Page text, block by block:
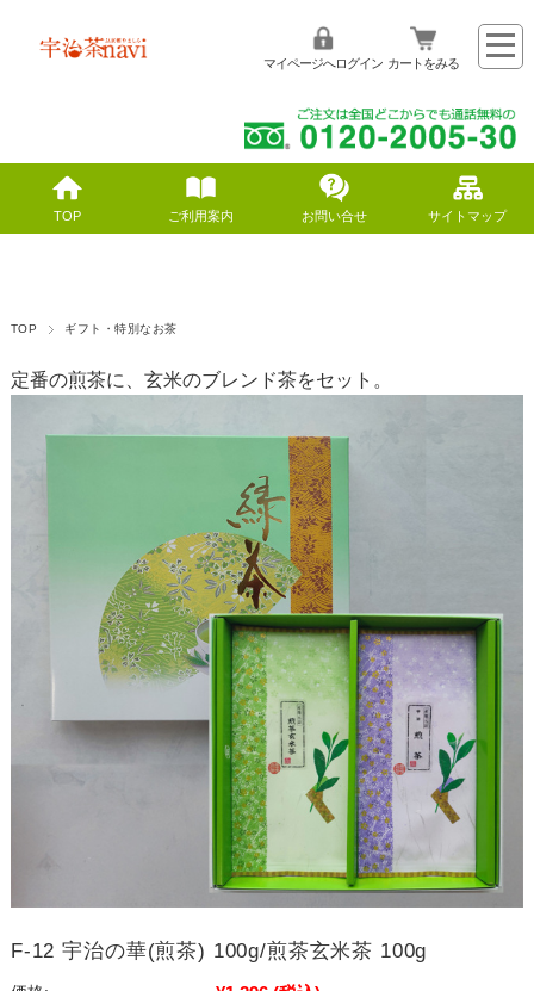
マイページへログイン カートをみる
TOP ご利用案内 お問い合せ サイトマップ
TOP ギフト・特別なお茶
定番の煎茶に、玄米のブレンド茶をセット。
F-12 宇治の華(煎茶) 100g/煎茶玄米茶 100g